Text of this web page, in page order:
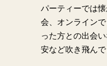
パーティーでは
会、オンライン
った方との出会
安など吹き飛んで